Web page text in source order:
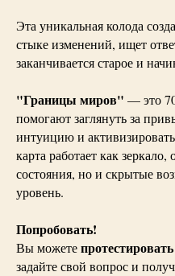
Эта уникальная колода
стыке изменений, ищет
заканчивается старое и
"Границы миров" — это
помогают заглянуть за
интуицию и
карта работает как
состояния, но и скрытые
уровень.
Попробовать!
Вы можете
задайте свой вопрос и